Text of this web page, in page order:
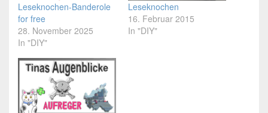
Leseknochen-Banderole
for free
28. November 2025
In "DIY"
Leseknochen
16. Februar 2015
In "DIY"